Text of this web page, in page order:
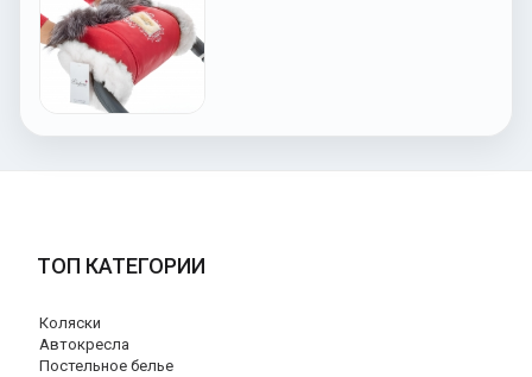
ТОП КАТЕГОРИИ
Коляски
Автокресла
Постельное белье